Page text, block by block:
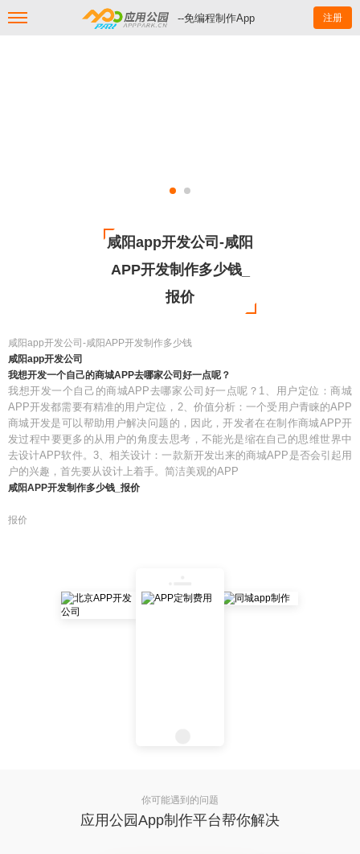
--免编程制作App 注册
咸阳app开发公司-咸阳
APP开发制作多少钱_
报价
咸阳app开发公司-咸阳APP开发制作多少钱
咸阳app开发公司
我想开发一个自己的商城APP去哪家公司好一点呢？
我想开发一个自己的商城APP去哪家公司好一点呢？1、用户定位：商城
APP开发都需要有精准的用户定位，2、价值分析：一个受用户青睐的APP
商城开发是可以帮助用户解决问题的，因此，开发者在在制作商城APP开
发过程中要更多的从用户的角度去思考，不能光是缩在自己的思维世界中
去设计APP软件。3、相关设计：一款新开发出来的商城APP是否会引起用
户的兴趣，首先要从设计上着手。简洁美观的APP
咸阳APP开发制作多少钱_报价
报价
你可能遇到的问题
应用公园App制作平台帮你解决